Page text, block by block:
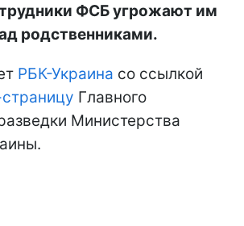
ФСБ угрожают им
родственниками.
РБК-Украина со ссылкой
Главного
Министерства